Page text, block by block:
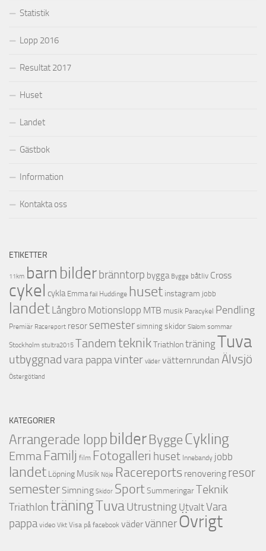
Statistik
Lopp 2016
Resultat 2017
Huset
Landet
Gästbok
Information
Kontakta oss
ETIKETTER
11km barn bilderbränntorp bygga Bygge båtliv Cross
cykel cykla Emma fail Huddinge huset instagram jobb
landet Långbro Motionslopp MTB musik Paracykel Pendling
Premiär Racereport resor semester simning skidor Slalom sommar
Stockholm stultra2015 TandemteknikTriathlonträningTuva
utbyggnad vara pappa vinter väder vätternrundan Älvsjö
Östergötland
KATEGORIER
Arrangerade lopp bilderByggeCykling
Emma Familj film Fotogalleri huset Innebandy jobb
landet Löpning Musik Nöje Racereports renovering resor
semester Simning Skidor SportSummeringarTeknik
TriathlonträningTuvaUtrustning UtvaltVara
pappa video Vikt Visa på facebook vädervännerÖvrigt